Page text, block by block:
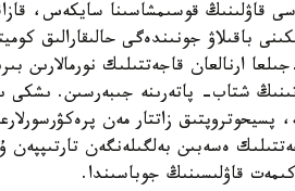
قاۋلىنىڭ قوسىمشاسىنا سايكەس،
باقىلاۋ جونىندەگى حالىقارالىق
زاتتارعا 2024 -جىلعا ارنالعان
شتاب- پاتەرىنە جىبەرسىن. ىشكى
زاتتار مەن
ەسەبىن بەلگىلەنگەن
قاۋلىسىنىڭ جوباسىندا.